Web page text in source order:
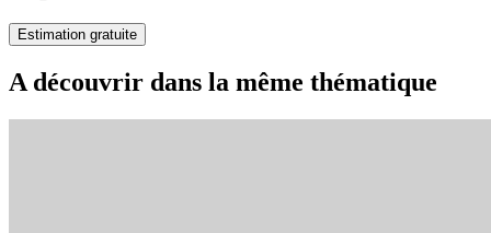
Estimation gratuite
A découvrir dans la même thématique